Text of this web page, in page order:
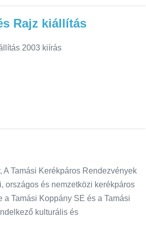
Rajz kiállítás
2003 kiírás
Tamási Kerékpáros Rendezvények
országos és nemzetközi kerékpáros
Tamási Koppány SE és a Tamási
kulturális és